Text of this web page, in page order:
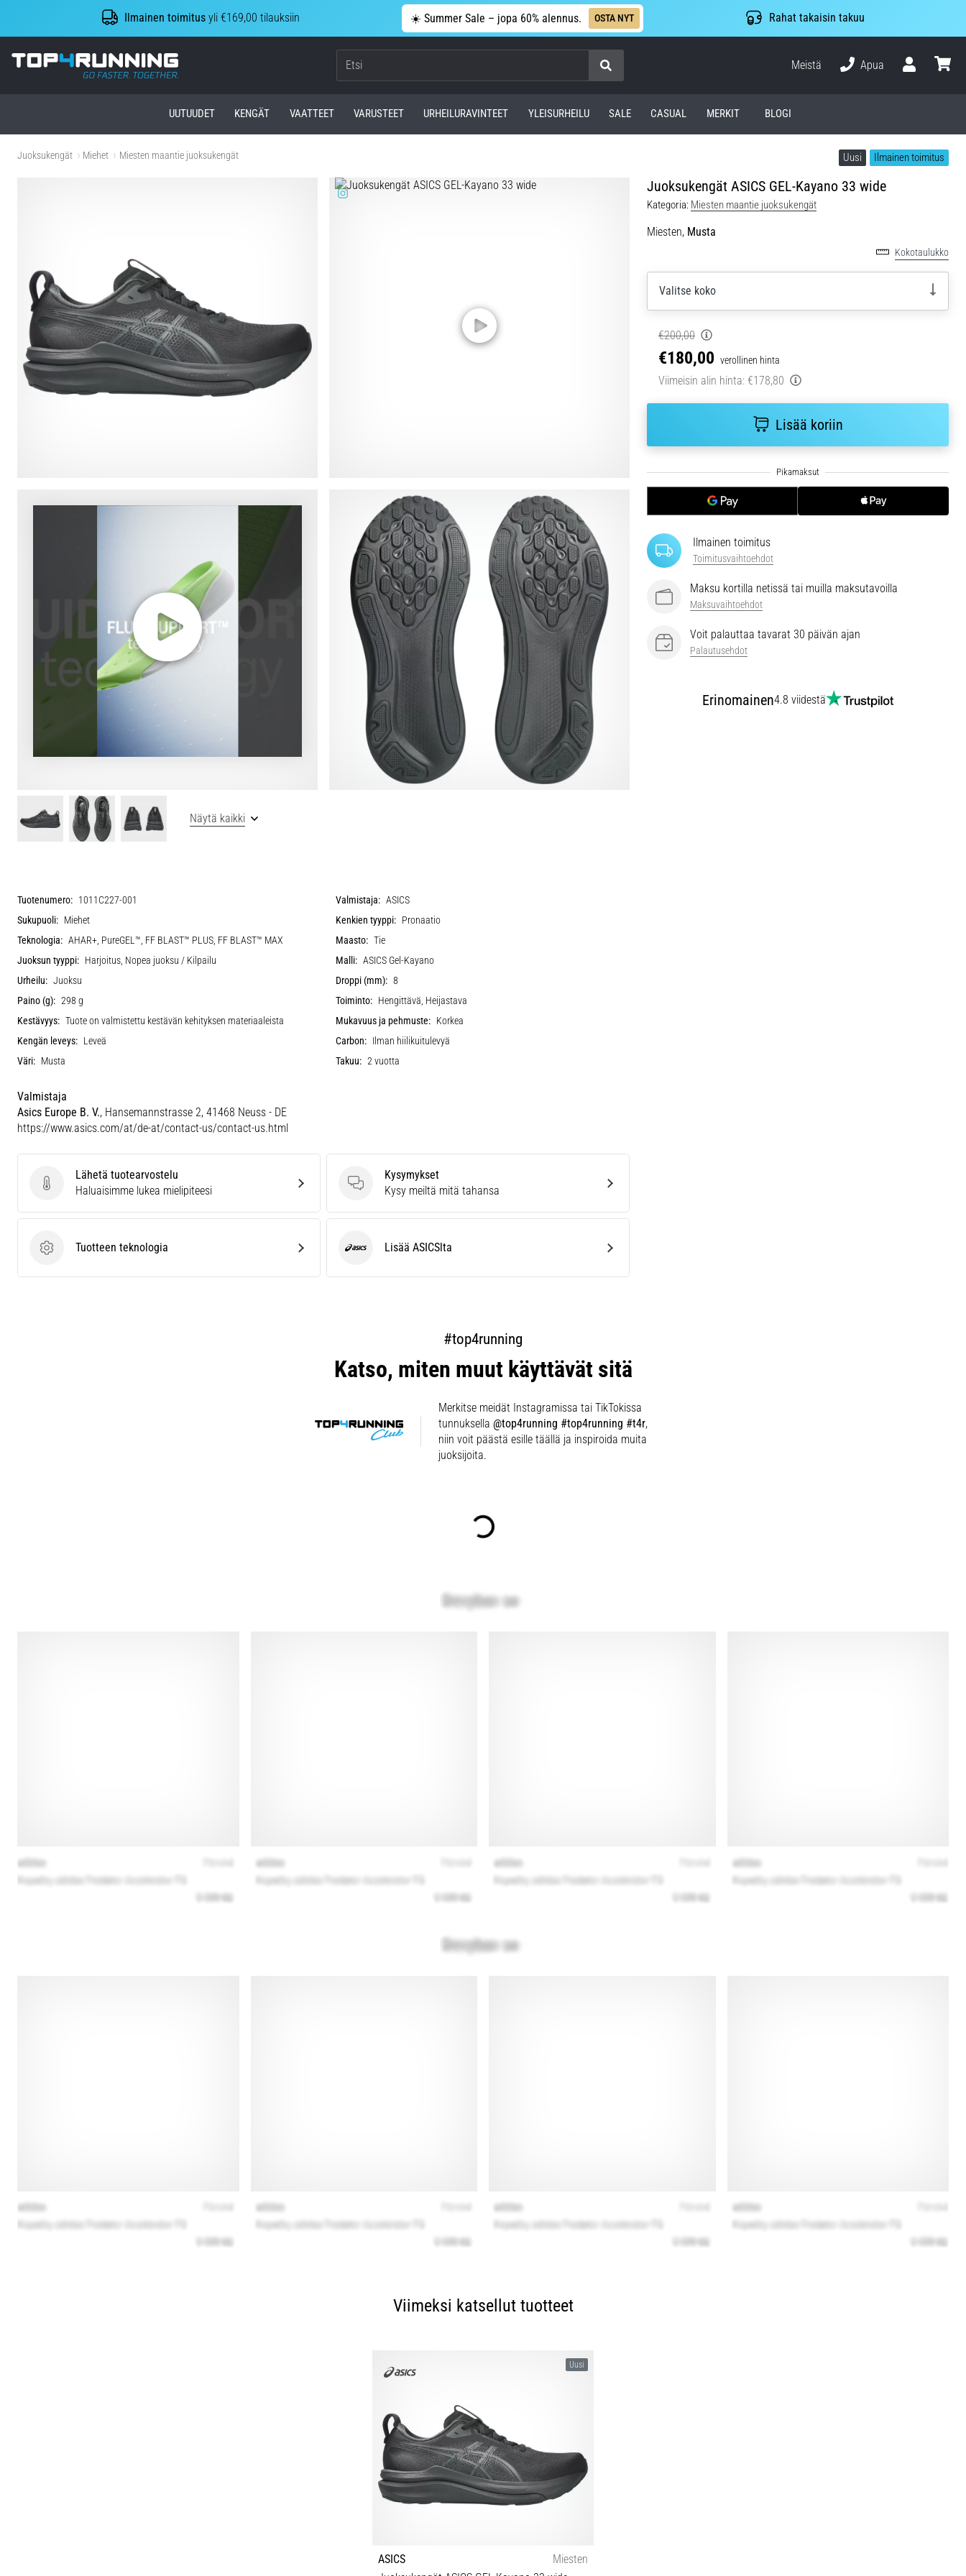
Ilmainen toimitus yli €169,00 tilauksiin ☀️ Summer Sale – jopa 60% alennus. OSTA NYT Rahat takaisin takuu
Top4Running.fi
Meistä
Apua
UUTUUDET KENGÄT VAATTEET VARUSTEET URHEILURAVINTEET YLEISURHEILU SALE CASUAL MERKIT BLOGI
Juoksukengät Miehet Miesten maantie juoksukengät Uusi Ilmainen toimitus
Juoksukengät ASICS GEL-Kayano 33 wide
Kategoria: Miesten maantie juoksukengät
Miesten, Musta
Kokotaulukko
Valitse koko
€200,00
€180,00 verollinen hinta
Viimeisin alin hinta: €178,80
Lisää koriin
Ilmainen toimitus
Toimitusvaihtoehdot
Maksu kortilla netissä tai muilla maksutavoilla
Maksuvaihtoehdot
Voit palauttaa tavarat 30 päivän ajan
Palautusehdot
Erinomainen4.8 viidestä
Näytä kaikki
Tuotenumero: 1011C227-001 Valmistaja: ASICS
Sukupuoli: Miehet Kenkien tyyppi: Pronaatio
Teknologia: AHAR+, PureGEL™, FF BLAST™ PLUS, FF BLAST™ MAX Maasto: Tie
Juoksun tyyppi: Harjoitus, Nopea juoksu / Kilpailu Malli: ASICS Gel-Kayano
Urheilu: Juoksu Droppi (mm): 8
Paino (g): 298 g Toiminto: Hengittävä, Heijastava
Kestävyys: Tuote on valmistettu kestävän kehityksen materiaaleista Mukavuus ja pehmuste: Korkea
Kengän leveys: Leveä Carbon: Ilman hiilikuitulevyä
Väri: Musta Takuu: 2 vuotta
Valmistaja
Asics Europe B. V., Hansemannstrasse 2, 41468 Neuss - DE
https://www.asics.com/at/de-at/contact-us/contact-us.html
Lähetä tuotearvostelu
Lähetä tuotearvostelu
Haluaisimme lukea mielipiteesi
Kysymykset
Kysymykset
Kysy meiltä mitä tahansa
Tuotteen teknologia
Tuotteen teknologia ASICS Lisää ASICSlta
#top4running
Katso, miten muut käyttävät sitä
Merkitse meidät Instagramissa tai TikTokissa
tunnuksella @top4running #top4running #t4r,
niin voit päästä esille täällä ja inspiroida muita
juoksijoita.
Viimeksi katsellut tuotteet
Uusi
ASICS
Miesten